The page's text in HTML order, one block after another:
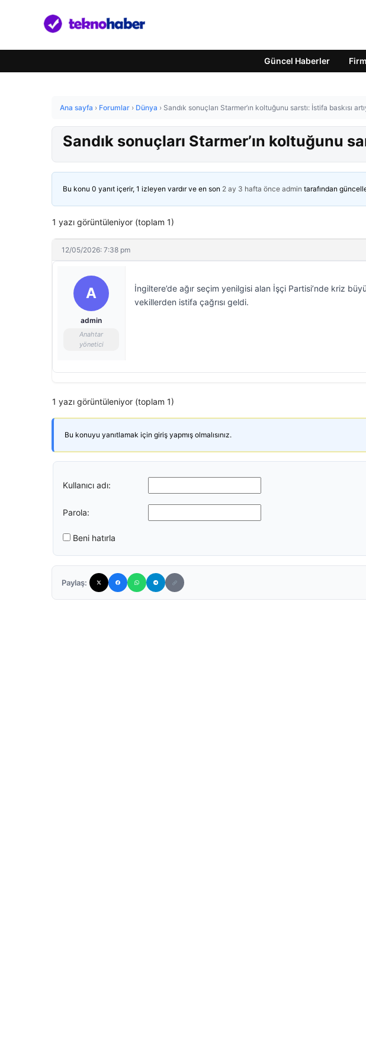
Güncel Haberler
Ana sayfa › Forumlar › Dünya › Sandık sonuçları Starmer’ın koltuğunu sarstı: İstifa baskısı
Sandık sonuçları Starmer’ın koltuğunu
Bu konu 0 yanıt içerir, 1 izleyen vardır ve en son 2 ay 3 hafta önce admin tarafından
1 yazı görüntüleniyor (toplam 1)
12/05/2026: 7:38 pm
A
admin
Anahtar
yönetici
İngiltere’de ağır seçim yenilgisi alan İşçi Partisi’nde kriz
vekillerden istifa çağrısı geldi.
1 yazı görüntüleniyor (toplam 1)
Bu konuyu yanıtlamak için giriş yapmış olmalısınız.
Kullanıcı adı:
Parola:
Beni hatırla
Paylaş: